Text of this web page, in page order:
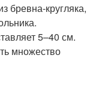
бревна-кругляка,
5–40 см.
множество